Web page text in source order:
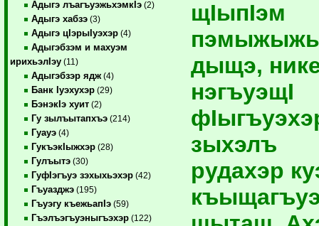
Адыгэ лъагъуэжьхэмкIэ (2)
Адыгэ хабзэ (3)
Адыгэ цIэрыIуэхэр (4)
Адыгэбзэм и махуэм
ирихьэлIэу (11)
Адыгэбзэр ядж (4)
Банк Iуэхухэр (29)
БэнэкIэ хуит (2)
Гу зылъытапхъэ (214)
Гуауэ (4)
ГукъэкIыжхэр (28)
Гулъытэ (30)
ГуфIэгъуэ зэхыхьэхэр (42)
Гъуазджэ (195)
Гъуэгу къежьапIэ (59)
Гъэлъэгъуэныгъэхэр (122)
щIыпIэм
дыщэ,
нэгъуэщI
зыхэлъ
рудахэр